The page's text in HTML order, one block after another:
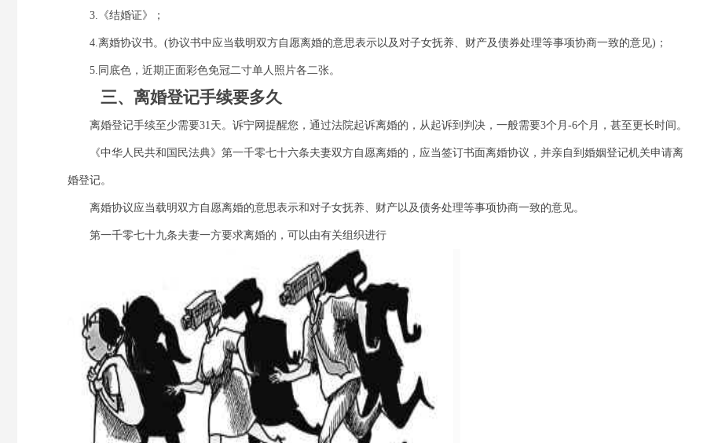
3.《结婚证》；
4.离婚协议书。(协议书中应当载明双方自愿离婚的意思表示以及对子女抚养、财产及债券处理等事项协商一致的意见)；
5.同底色，近期正面彩色免冠二寸单人照片各二张。
三、离婚登记手续要多久
离婚登记手续至少需要31天。诉宁网提醒您，通过法院起诉离婚的，从起诉到判决，一般需要3个月-6个月，甚至更长时间。
《中华人民共和国民法典》第一千零七十六条夫妻双方自愿离婚的，应当签订书面离婚协议，并亲自到婚姻登记机关申请离
婚登记。
离婚协议应当载明双方自愿离婚的意思表示和对子女抚养、财产以及债务处理等事项协商一致的意见。
第一千零七十九条夫妻一方要求离婚的，可以由有关组织进行